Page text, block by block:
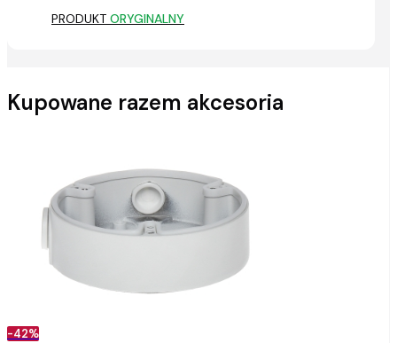
PRODUKT ORYGINALNY
Kupowane razem akcesoria
-42%